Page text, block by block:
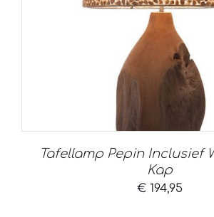
Tafellamp Pepin Inclusief
Kap
€ 194,95